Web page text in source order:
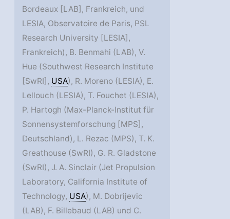
Bordeaux [LAB], Frankreich, und
LESIA, Observatoire de Paris, PSL
Research University [LESIA],
Frankreich), B. Benmahi (LAB), V.
Hue (Southwest Research Institute
[SwRI], USA), R. Moreno (LESIA), E.
Lellouch (LESIA), T. Fouchet (LESIA),
P. Hartogh (Max-Planck-Institut für
Sonnensystemforschung [MPS],
Deutschland), L. Rezac (MPS), T. K.
Greathouse (SwRI), G. R. Gladstone
(SwRI), J. A. Sinclair (Jet Propulsion
Laboratory, California Institute of
Technology, USA), M. Dobrijevic
(LAB), F. Billebaud (LAB) und C.